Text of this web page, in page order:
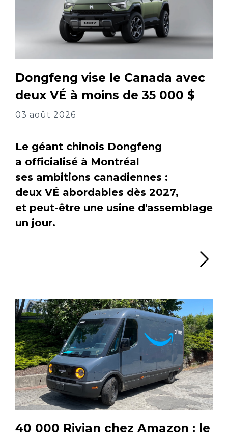
Dongfeng vise le Canada avec
deux VÉ à moins de 35 000 $
03 août 2026
Le géant chinois Dongfeng
a officialisé à Montréal
ses ambitions canadiennes :
deux VÉ abordables dès 2027,
et peut-être une usine d'assemblage
un jour.
40 000 Rivian chez Amazon : le